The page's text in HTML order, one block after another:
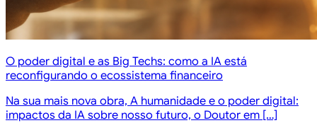
O poder digital e as Big Techs: como a IA está
reconfigurando o ecossistema financeiro
Na sua mais nova obra, A humanidade e o poder digital:
impactos da IA sobre nosso futuro, o Doutor em […]